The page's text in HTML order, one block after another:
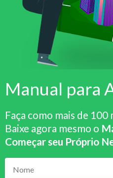
Manual para
Faça como mais de
Baixe agora mesmo o
Começar seu Próprio